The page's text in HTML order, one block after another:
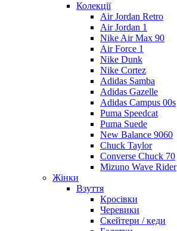
Колекції
Air Jordan Retro
Air Jordan 1
Nike Air Max 90
Air Force 1
Nike Dunk
Nike Cortez
Adidas Samba
Adidas Gazelle
Adidas Campus 00s
Puma Speedcat
Puma Suede
New Balance 9060
Chuck Taylor
Converse Chuck 70
Mizuno Wave Rider
Жінки
Взуття
Кросівки
Черевики
Скейтери / кеди